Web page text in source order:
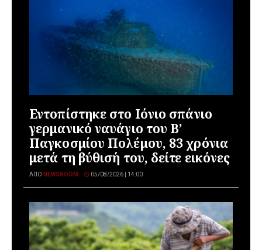
Εντοπίστηκε στο Ιόνιο σπάνιο
γερμανικό ναυάγιο του Β’
Παγκοσμίου Πολέμου, 83 χρόνια
μετά τη βύθισή του, δείτε εικόνες
ΑΠΌ NEWSROOM 05/08/2026 | 14:00